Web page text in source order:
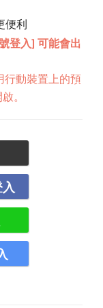
便利
登入] 可能會出
行動裝置上的預
。